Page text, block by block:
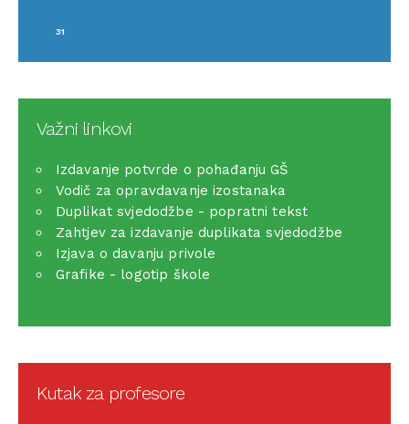
31
Važni linkovi
Izdavanje potvrde o pohađanju GŠ
Vodič za opravdavanje izostanaka
Duplikat svjedodžbe - popratni tekst
Zahtjev za izdavanje duplikata svjedodžbe
Izjava o davanju privole
Grafike - logotip škole
Kutak za profesore